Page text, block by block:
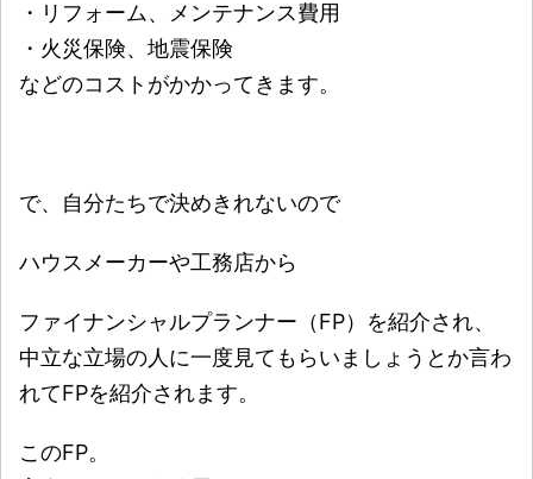
・リフォーム、メンテナンス費用
・火災保険、地震保険
などのコストがかかってきます。
で、自分たちで決めきれないので
ハウスメーカーや工務店から
ファイナンシャルプランナー（FP）を紹介され、
中立な立場の人に一度見てもらいましょうとか言わ
れてFPを紹介されます。
このFP。